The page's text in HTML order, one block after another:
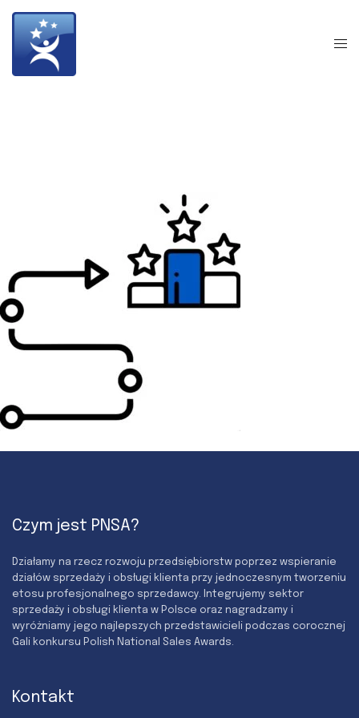
Czym jest PNSA?
Działamy na rzecz rozwoju przedsiębiorstw poprzez wspieranie
działów sprzedaży i obsługi klienta przy jednoczesnym tworzeniu
etosu profesjonalnego sprzedawcy. Integrujemy sektor
sprzedaży i obsługi klienta w Polsce oraz nagradzamy i
wyróżniamy jego najlepszych przedstawicieli podczas corocznej
Gali konkursu Polish National Sales Awards.
Kontakt